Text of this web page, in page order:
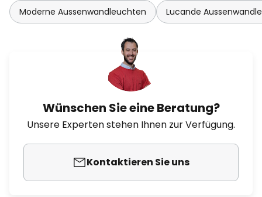
Moderne Aussenwandleuchten Lucande
Wünschen Sie eine Beratung?
Unsere Experten stehen Ihnen zur Verfügung.
Kontaktieren Sie uns